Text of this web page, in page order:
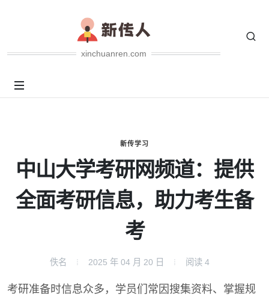
xinchuanren.com
新传学习
中山大学考研网频道：提供
全面考研信息，助力考生备
考
佚名 2025 年 04 月 20 日 阅读 4
考研准备时信息众多，学员们常因搜集资料、掌握规